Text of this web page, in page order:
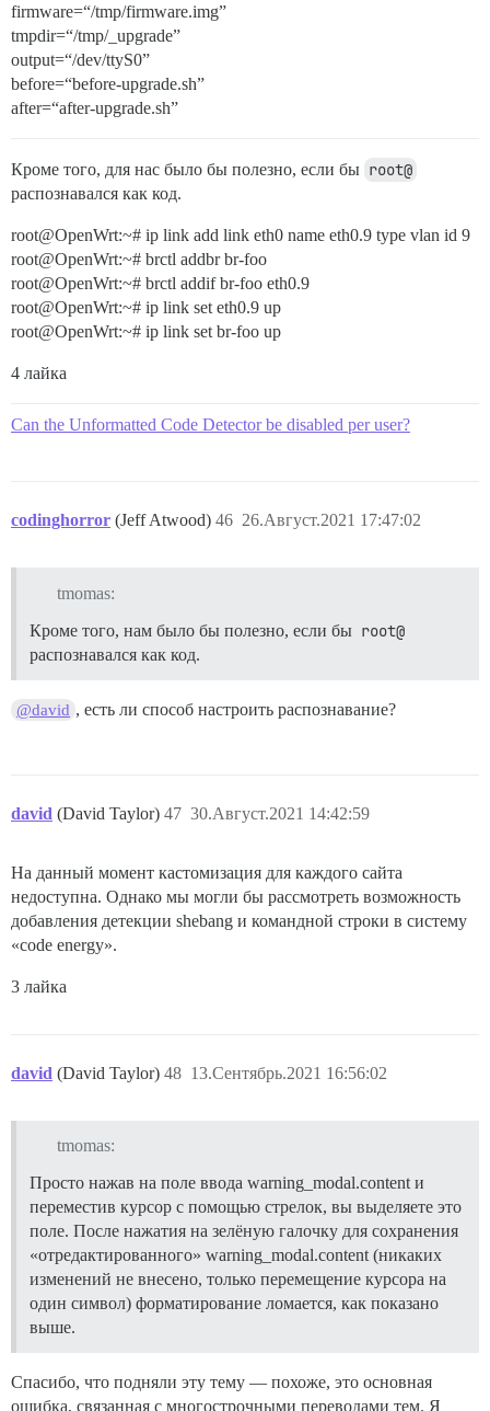
firmware=“/tmp/firmware.img”
tmpdir=“/tmp/_upgrade”
output=“/dev/ttyS0”
before=“before-upgrade.sh”
after=“after-upgrade.sh”
Кроме того, для нас было бы полезно, если бы root@
распознавался как код.
root@OpenWrt:~# ip link add link eth0 name eth0.9 type vlan id 9
root@OpenWrt:~# brctl addbr br-foo
root@OpenWrt:~# brctl addif br-foo eth0.9
root@OpenWrt:~# ip link set eth0.9 up
root@OpenWrt:~# ip link set br-foo up
4 лайка
Can the Unformatted Code Detector be disabled per user?
codinghorror (Jeff Atwood) 26.Август.2021 17:47:02
46
tmomas:
Кроме того, нам было бы полезно, если бы root@
распознавался как код.
@david , есть ли способ настроить распознавание?
david (David Taylor) 30.Август.2021 14:42:59
47
На данный момент кастомизация для каждого сайта
недоступна. Однако мы могли бы рассмотреть возможность
добавления детекции shebang и командной строки в систему
«code energy».
3 лайка
david (David Taylor) 13.Сентябрь.2021 16:56:02
48
tmomas:
Просто нажав на поле ввода warning_modal.content и
переместив курсор с помощью стрелок, вы выделяете это
поле. После нажатия на зелёную галочку для сохранения
«отредактированного» warning_modal.content (никаких
изменений не внесено, только перемещение курсора на
один символ) форматирование ломается, как показано
выше.
Спасибо, что подняли эту тему — похоже, это основная
ошибка, связанная с многострочными переводами тем. Я